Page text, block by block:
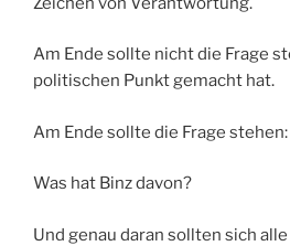
Am Ende sollte nicht die Frage
politischen Punkt gemacht hat.
Am Ende sollte die Frage stehen:
Was hat Binz davon?
Und genau daran sollten sich